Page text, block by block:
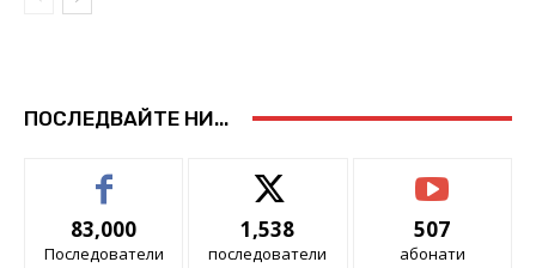
ПОСЛЕДВАЙТЕ НИ...
83,000
Последователи
1,538
последователи
507
абонати